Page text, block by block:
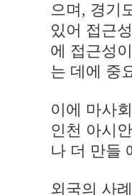
으며, 경기
있어 접근
에 접근성
는 데에 중
이에 마사
인천 아시
나 더 만들
외국의 사